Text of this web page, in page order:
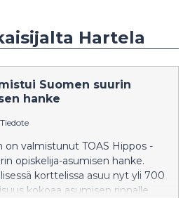
Hartela
Suomen suurin
hanke
Tiedote
on valmistunut TOAS Hippos -
opiskelija-asumisen hanke.
korttelissa asuu nyt yli 700
kokoaa asumisen rinnalle